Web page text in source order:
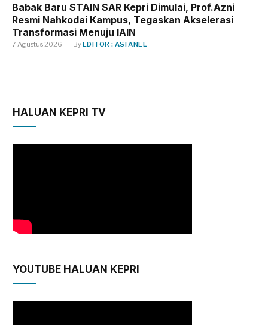
Babak Baru STAIN SAR Kepri Dimulai, Prof.Azni
Resmi Nahkodai Kampus, Tegaskan Akselerasi
Transformasi Menuju IAIN
7 Agustus 2026 ByEDITOR : ASFANEL
HALUAN KEPRI TV
YOUTUBE HALUAN KEPRI